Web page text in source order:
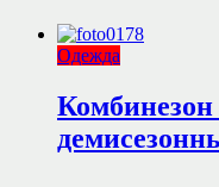
Одежда